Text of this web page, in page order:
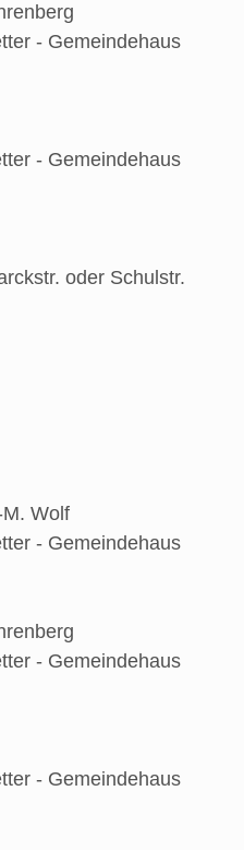
- Gemeindehaus
- Gemeindehaus
oder Schulstr.
Wolf
- Gemeindehaus
- Gemeindehaus
- Gemeindehaus